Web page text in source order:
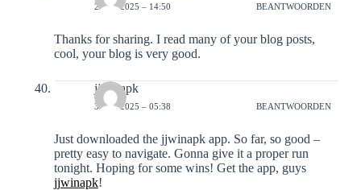
29-12-2025 – 14:50 BEANTWOORDEN
Thanks for sharing. I read many of your blog posts,
cool, your blog is very good.
jjwinapk
31-12-2025 – 05:38 BEANTWOORDEN
Just downloaded the jjwinapk app. So far, so good –
pretty easy to navigate. Gonna give it a proper run
tonight. Hoping for some wins! Get the app, guys
jjwinapk!